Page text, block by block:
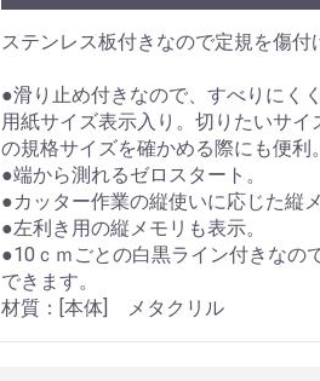
ステンレス板付きなので定規を傷付
●滑り止め付きなので、すべりにく
用紙サイズ表示入り。切りたいサ
の規格サイズを確かめる際にも便利。
●端から測れるゼロスタート。
●カッター作業の縦使いに応じた縦
●左利き用の縦メモリも表示。
●10ｃｍごとの白黒ライン付きなの
できます。
材質：[本体] メタクリル